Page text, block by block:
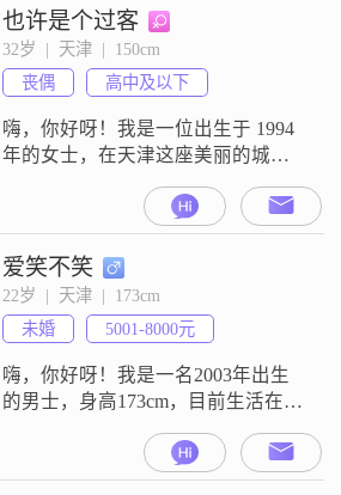
##3001##情绪稳定但又不失风趣浪
漫男生##3002##吵架一定不要冷战
##3002##看重行动大于言语～不要
画大饼，老板喂的已经够多了
##3002#
也许是个过客
32岁  |  天津  |  150cm
丧偶
高中及以下
嗨，你好呀！我是一位出生于 1994
年的女士，在天津这座美丽的城市
呢##3002##我的月收入在 3000 元以
下，不过我对物质的要求并不高
##3002##我学历是高中及以下，但
我一直保持着积极向上的态度
##3002##我这个人比较细腻敏感，
能敏锐地感知到周围的一切##3
爱笑不笑
22岁  |  天津  |  173cm
未婚
5001-8000元
嗨，你好呀！我是一名2003年出生
的男士，身高173cm，目前生活在美
学历，在工作中努力进取，月收入
能达到5001 - 8000元##3002##我觉得